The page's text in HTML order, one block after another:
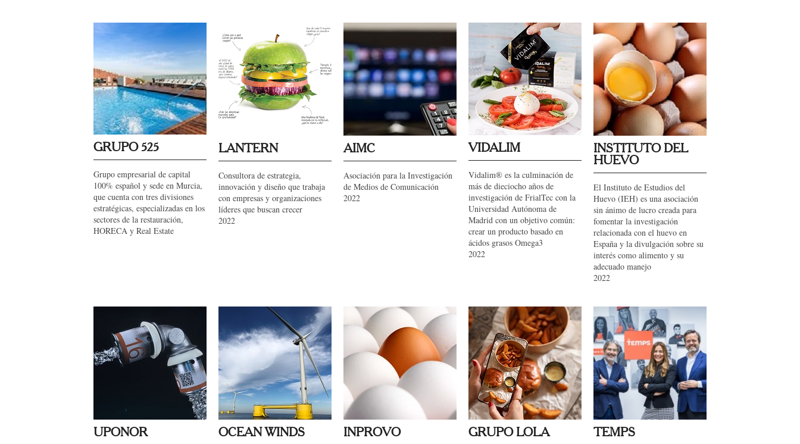
GRUPO 525
Grupo empresarial de capital
100% español y sede en Murcia,
que cuenta con tres divisiones
estratégicas, especializadas en los
sectores de la restauración,
HORECA y Real Estate
LANTERN
Consultora de estrategia,
innovación y diseño que trabaja
con empresas y organizaciones
líderes que buscan crecer
2022
AIMC
Asociación para la Investigación
de Medios de Comunicación
2022
VIDALIM
Vidalim® es la culminación de
más de dieciocho años de
investigación de FrialTec con la
Universidad Autónoma de
Madrid con un objetivo común:
crear un producto basado en
ácidos grasos Omega3
2022
INSTITUTO DEL
HUEVO
El Instituto de Estudios del
Huevo (IEH) es una asociación
sin ánimo de lucro creada para
fomentar la investigación
relacionada con el huevo en
España y la divulgación sobre su
interés como alimento y su
adecuado manejo
2022
UPONOR OCEAN WINDS INPROVO GRUPO LOLA TEMPS